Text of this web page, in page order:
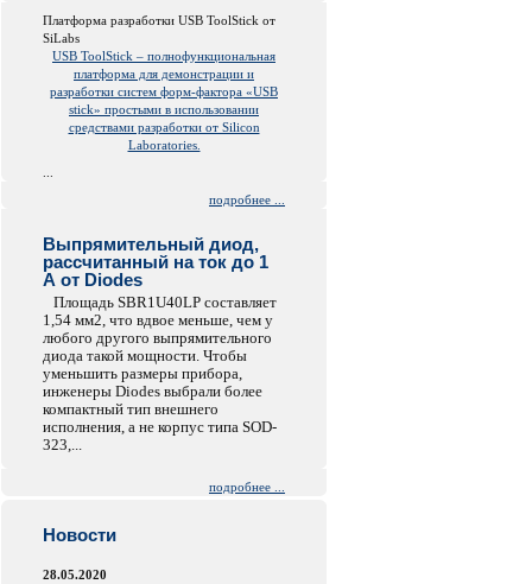
Платформа разработки USB ToolStick от
SiLabs
USB ToolStick – полнофункциональная
платформа для демонстрации и
разработки систем форм-фактора «USB
stick» простыми в использовании
средствами разработки от Silicon
Laboratories.
подробнее ...
Выпрямительный диод,
рассчитанный на ток до 1
А от Diodes
Площадь SBR1U40LP составляет
1,54 мм2, что вдвое меньше, чем у
любого другого выпрямительного
диода такой мощности. Чтобы
уменьшить размеры прибора,
инженеры Diodes выбрали более
компактный тип внешнего
исполнения, а не корпус типа SOD-
323,...
подробнее ...
Новости
28.05.2020